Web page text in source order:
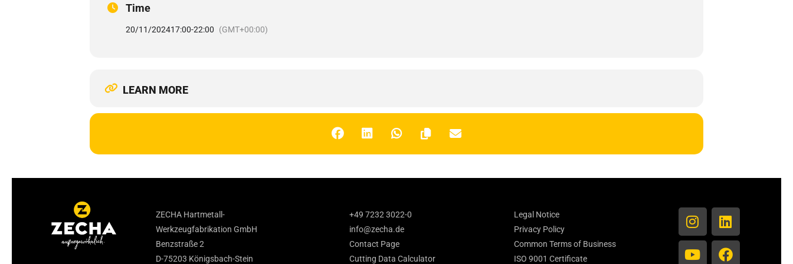
Time
20/11/202417:00-22:00 (GMT+00:00)
LEARN MORE
ZECHA Hartmetall-
Werkzeugfabrikation GmbH
Benzstraße 2
D-75203 Königsbach-Stein
+49 7232 3022-0
info@zecha.de
Contact Page
Cutting Data Calculator
Legal Notice
Privacy Policy
Common Terms of Business
ISO 9001 Certificate